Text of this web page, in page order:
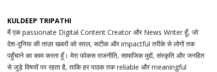
KULDEEP TRIPATHI
मैं एक passionate Digital Content Creator और News Writer हूँ, जो
देश-दुनिया की ताज़ा खबरों को सरल, सटीक और impactful तरीके से लोगों तक
पहुँचाने का काम करता हूँ। मेरा फोकस राजनीति, सामाजिक मुद्दों, संस्कृति और जनहित
से जुड़े विषयों पर रहता है, ताकि हर पाठक तक reliable और meaningful